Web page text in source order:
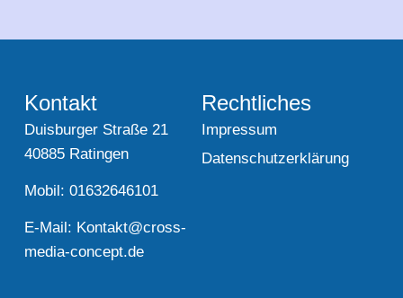
Kontakt
Duisburger Straße 21
40885 Ratingen
Mobil: 01632646101
E-Mail: Kontakt@cross-
media-concept.de
Rechtliches
Impressum
Datenschutzerklärung